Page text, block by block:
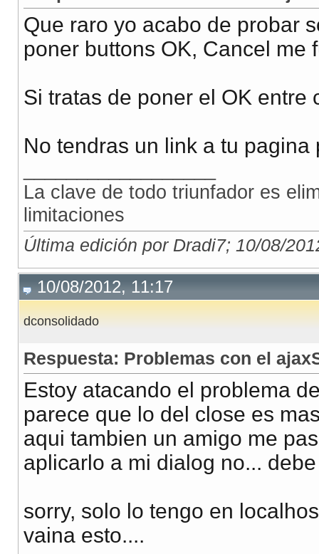
//estadoControles_car(true);
//evaluaBoton_car('cmdSendRecord_car',!estado);
Que raro yo acabo de probar
poner buttons OK, Cancel me
Si tratas de poner el OK entre
No tendras un link a tu pagina
La clave de todo triunfador es
limitaciones
Última edición por Dradi7; 10/08/
10/08/2012, 11:17
dconsolidado
Respuesta: Problemas con el
Estoy atacando el problema
parece que lo del close es
aqui tambien un amigo me
aplicarlo a mi dialog no...
sorry, solo lo tengo en
vaina esto....